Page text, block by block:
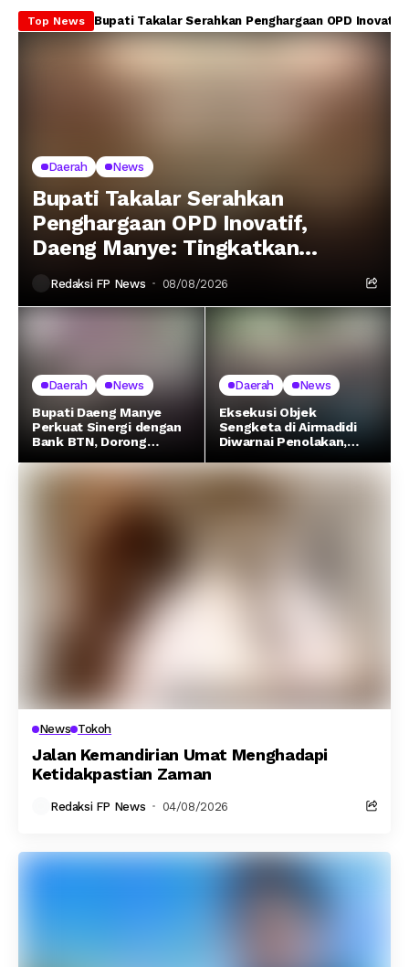
Top News Bupati Takalar Serahkan Penghargaan OPD
Daerah News
Bupati Takalar Serahkan
Penghargaan OPD Inovatif,
Daeng Manye: Tingkatkan
Pelayanan Cepat untuk
Masyarakat
Redaksi FP News 08/08/2026
Daerah News
Bupati Daeng Manye
Perkuat Sinergi dengan
Bank BTN, Dorong
Percepatan
Daerah News
Eksekusi Objek
Sengketa di Airmadidi
Diwarnai Penolakan,
Berlanjut
News Tokoh
Jalan Kemandirian Umat Menghadapi
Ketidakpastian Zaman
Redaksi FP News 04/08/2026